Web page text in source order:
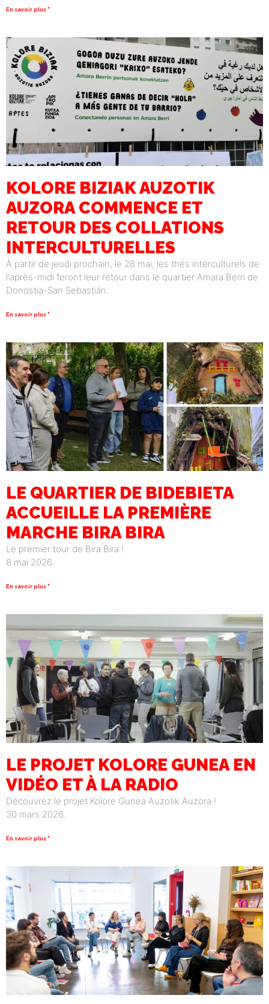
En savoir plus "
KOLORE BIZIAK AUZOTIK
AUZORA COMMENCE ET
RETOUR DES COLLATIONS
INTERCULTURELLES
À partir de jeudi prochain, le 28 mai, les thés interculturels de
l'après-midi feront leur retour dans le quartier Amara Berri de
Donostia-San Sebastián.
En savoir plus "
LE QUARTIER DE BIDEBIETA
ACCUEILLE LA PREMIÈRE
MARCHE BIRA BIRA
Le premier tour de Bira Bira !
8 mai 2026.
En savoir plus "
LE PROJET KOLORE GUNEA EN
VIDÉO ET À LA RADIO
Découvrez le projet Kolore Gunea Auzotik Auzora !
30 mars 2026.
En savoir plus "